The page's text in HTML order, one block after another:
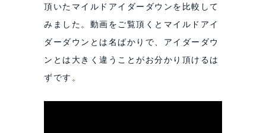
頂いたマイルドアイダーダウンを比較して
みました。動画をご覧頂くとマイルドアイ
ダーダウンとは名ばかりで、アイダーダウ
ンとは大きく違うことがお分かり頂けるは
ずです。